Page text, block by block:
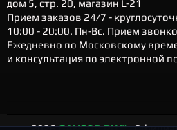
дом 5, стр. 20, магазин L-21
Прием заказов 24/7 -
10:00 - 20:00. Пн-Вс. Прием
Ежедневно по Московскому
и консультация по электронной